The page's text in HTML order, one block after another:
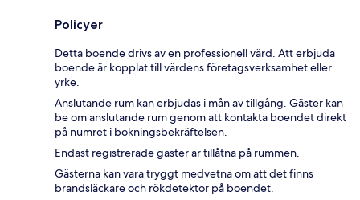
Policyer
Detta boende drivs av en professionell värd. Att erbjuda
boende är kopplat till värdens företagsverksamhet eller
yrke.
Anslutande rum kan erbjudas i mån av tillgång. Gäster kan
be om anslutande rum genom att kontakta boendet direkt
på numret i bokningsbekräftelsen.
Endast registrerade gäster är tillåtna på rummen.
Gästerna kan vara tryggt medvetna om att det finns
brandsläckare och rökdetektor på boendet.